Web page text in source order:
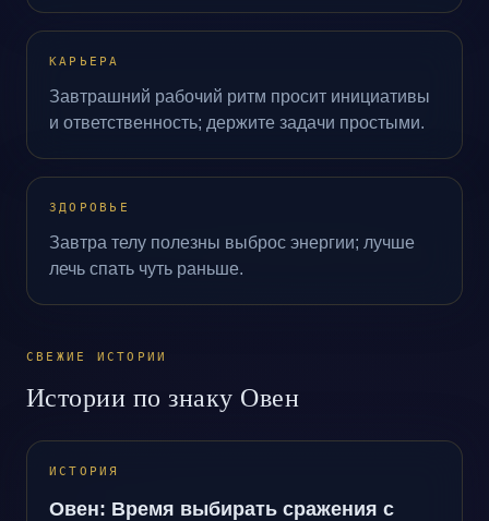
КАРЬЕРА
Завтрашний рабочий ритм просит инициативы
и ответственность; держите задачи простыми.
ЗДОРОВЬЕ
Завтра телу полезны выброс энергии; лучше
лечь спать чуть раньше.
СВЕЖИЕ ИСТОРИИ
Истории по знаку Овен
ИСТОРИЯ
Овен: Время выбирать сражения с